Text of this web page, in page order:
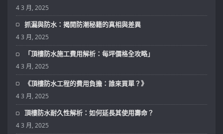
4 3 月, 2025
抓漏與防水：揭開防潮秘籍的真相與差異
4 3 月, 2025
「頂樓防水施工費用解析：每坪價格全攻略」
4 3 月, 2025
《頂樓防水工程的費用負擔：誰來買單？》
4 3 月, 2025
頂樓防水耐久性解析：如何延長其使用壽命？
4 3 月, 2025